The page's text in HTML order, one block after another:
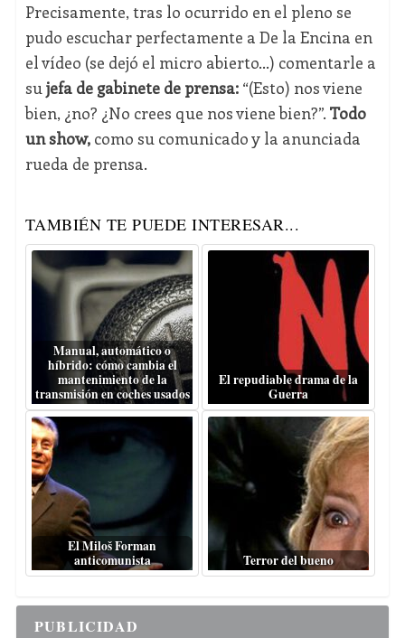
Precisamente, tras lo ocurrido en el pleno se
pudo escuchar perfectamente a De la Encina en
el vídeo (se dejó el micro abierto...) comentarle a
sujefa de gabinete de prensa:“(Esto) nos viene
bien, ¿no? ¿No crees que nos viene bien?”. Todo
un show,como su comunicado y la anunciada
rueda de prensa.
TAMBIÉN TE PUEDE INTERESAR...
Manual, automático o
híbrido: cómo cambia el
mantenimiento de la
transmisión en coches usados
El repudiable drama de la
Guerra
El Miloš Forman
anticomunista
Terror del bueno
PUBLICIDAD